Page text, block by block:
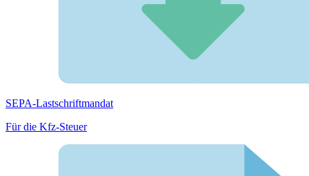
SEPA-Lastschriftmandat
Für die Kfz-Steuer